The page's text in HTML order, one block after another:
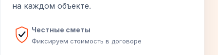
на каждом объекте.
Честные сметы
Фиксируем стоимость в договоре